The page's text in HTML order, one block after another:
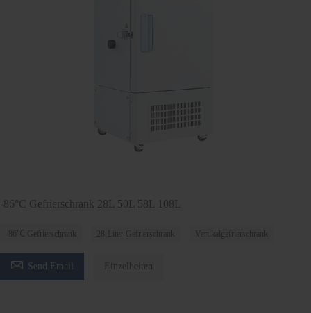
-86°C Gefrierschrank 28L 50L 58L 108L
-86℃ Gefrierschrank 28-Liter-Gefrierschrank Vertikalgefrierschrank
 Send Email Einzelheiten